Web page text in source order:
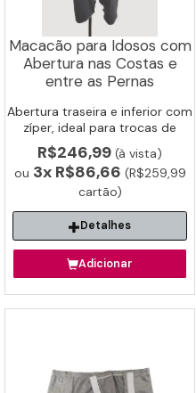
Detalhes
Adicionar
Macacão para Idosos com
Abertura nas Costas e
entre as Pernas
Abertura traseira e inferior com
zíper, ideal para trocas de
fralda e higiene facilitada.
R$246,99 (à vista)
ou 3x R$86,66 (R$259,99
cartão)